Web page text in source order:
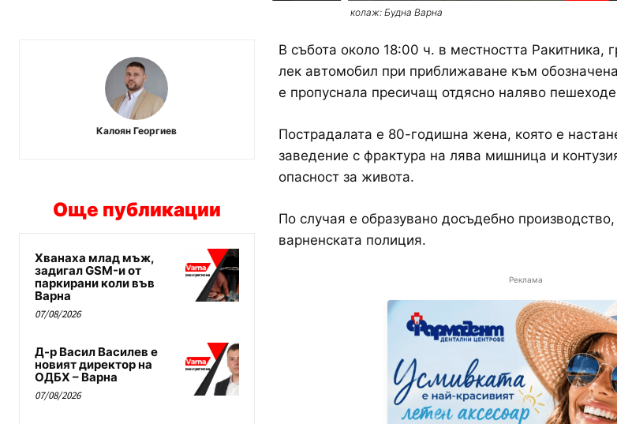
колаж: Будна Варна
Калоян Георгиев
Още публикации
Хванаха млад мъж,
задигал GSM-и от
паркирани коли във
Варна
07/08/2026
Д-р Васил Василев е
новият директор на
ОДБХ – Варна
07/08/2026
В събота около 18:00 ч. в местността Ракитника,
лек автомобил при приближаване към
е пропуснала пресичащ отдясно наляво
Пострадалата е 80-годишна жена, която е
заведение с фрактура на лява мишница и
опасност за живота.
По случая е образувано досъдебно
варненската полиция.
Реклама